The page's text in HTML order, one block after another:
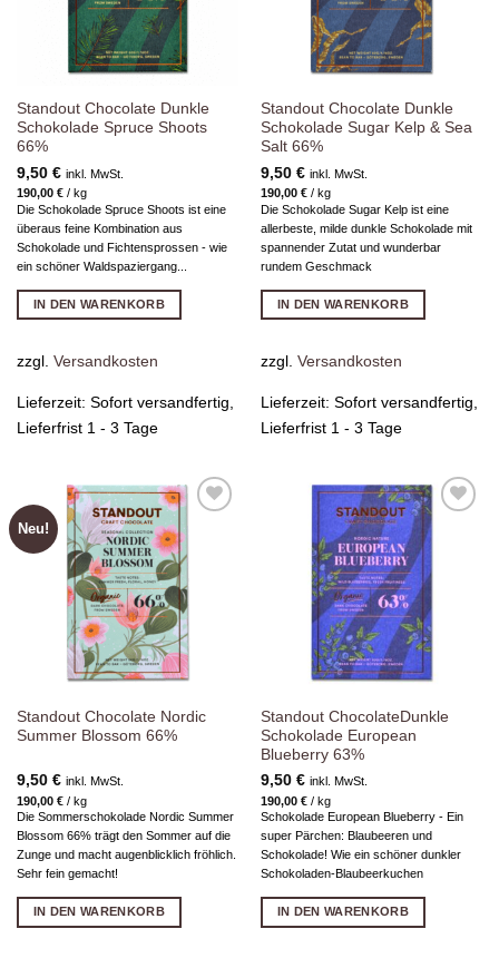
Standout Chocolate Dunkle
Schokolade Spruce Shoots
66%
9,50 € inkl. MwSt.
190,00 €/ kg
Die Schokolade Spruce Shoots ist eine
überaus feine Kombination aus
Schokolade und Fichtensprossen - wie
ein schöner Waldspaziergang...
IN DEN WARENKORB
zzgl. Versandkosten
Lieferzeit: Sofort versandfertig,
Lieferfrist 1 - 3 Tage
Standout Chocolate Dunkle
Schokolade Sugar Kelp & Sea
Salt 66%
9,50 € inkl. MwSt.
190,00 €/ kg
Die Schokolade Sugar Kelp ist eine
allerbeste, milde dunkle Schokolade mit
spannender Zutat und wunderbar
rundem Geschmack
IN DEN WARENKORB
zzgl. Versandkosten
Lieferzeit: Sofort versandfertig,
Lieferfrist 1 - 3 Tage
Neu!
Zur
Wunschliste
hinzufügen
Standout Chocolate Nordic
Summer Blossom 66%
9,50 € inkl. MwSt.
190,00 €/ kg
Die Sommerschokolade Nordic Summer
Blossom 66% trägt den Sommer auf die
Zunge und macht augenblicklich fröhlich.
Sehr fein gemacht!
IN DEN WARENKORB
Zur
Wunschliste
hinzufügen
Standout ChocolateDunkle
Schokolade European
Blueberry 63%
9,50 € inkl. MwSt.
190,00 €/ kg
Schokolade European Blueberry - Ein
super Pärchen: Blaubeeren und
Schokolade! Wie ein schöner dunkler
Schokoladen-Blaubeerkuchen
IN DEN WARENKORB